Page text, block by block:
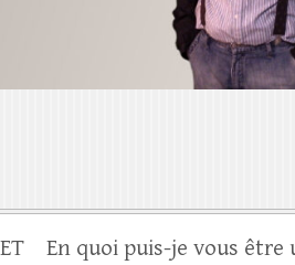
En quoi puis-je vous être